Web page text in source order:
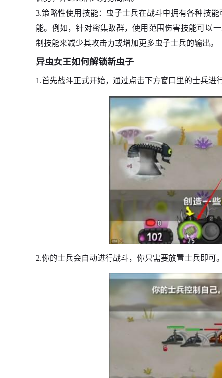
3.策略性使用技能：虫子士兵在战斗中拥有各种技
能。例如，针对密集敌群，使用范围伤害技能可以
制技能来减少其攻击力或增加更多虫子士兵的输出。
异虫女王如何解锁新虫子
1.首先战斗正式开始，通过点击下方窗口里的士兵进
2.你的士兵会自动进行战斗，你只需要放置士兵即可